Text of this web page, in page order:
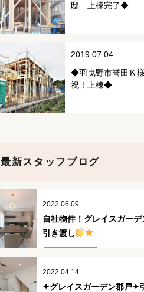
邸 上棟完了◆
2019.07.04
◆羽曳野市誉田Ｋ
祝！上棟◆
最新スタッフブログ
2022.06.09
自社物件！グレイスガーデ
引き渡し
2022.04.14
✦グレイスガーデン郡戸✦